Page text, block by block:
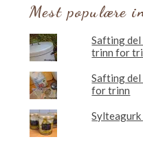
du
lese
Mest populære
Safting del
trinn for
Safting del
for trinn